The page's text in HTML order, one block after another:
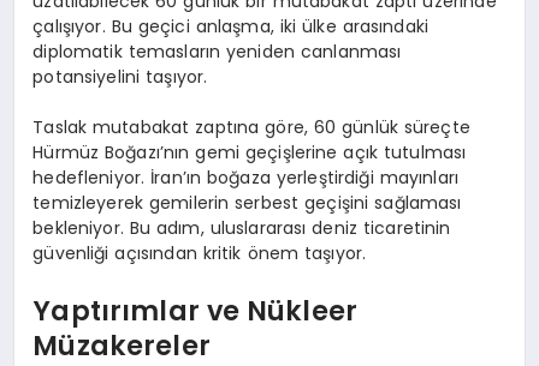
çalışıyor. Bu geçici anlaşma, iki ülke arasındaki
diplomatik temasların yeniden canlanması
potansiyelini taşıyor.
Taslak mutabakat zaptına göre, 60 günlük süreçte
Hürmüz Boğazı’nın gemi geçişlerine açık tutulması
hedefleniyor. İran’ın boğaza yerleştirdiği mayınları
temizleyerek gemilerin serbest geçişini sağlaması
bekleniyor. Bu adım, uluslararası deniz ticaretinin
güvenliği açısından kritik önem taşıyor.
Yaptırımlar ve Nükleer
Müzakereler